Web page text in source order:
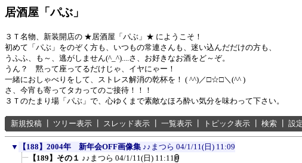
居酒屋「パぶ」
３Ｔ名物、新装開店の ★居酒屋「パぶ」★ にようこそ！
初めて「パぶ」をのぞく方も、いつもの常連さんも、迷い込んだだけの方も、
うふふ、も～、逃がしません(^_^)....さ、お好きなお酒をど～ぞ。
うん？ 黙って座ってるだけじゃ、イヤにゃー！
一緒におしゃべりをして、ストレス解消の乾杯を！ ( ^^)／□☆□＼(^^ )
さ、今宵も寄ってタカってのご接待！！！
３Ｔのたまり場「パぶ」で、心ゆくまで素敵なほろ酔い気分を味わって下さい。
新規投稿 ツリー表示 スレッド表示 一覧表示 トピック表示 検索 設
▼ 【188】2004年 新年会OFF画像集 ♪♪まつら 04/1/11(日) 11:09
【189】その１ ♪♪まつら 04/1/11(日) 11:11